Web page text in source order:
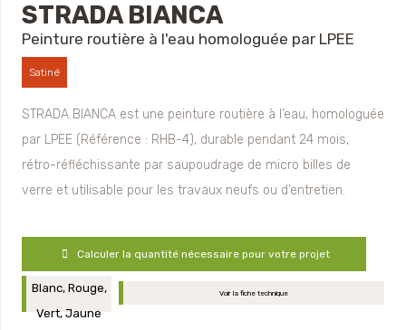
STRADA BIANCA
Peinture routière à l'eau homologuée par LPEE
Satiné
STRADA BIANCA est une peinture routière à l’eau, homologuée
par LPEE (Référence : RHB-4), durable pendant 24 mois,
rétro-réfléchissante par saupoudrage de micro billes de
verre et utilisable pour les travaux neufs ou d’entretien.
Calculer la quantité nécessaire pour votre projet
Blanc, Rouge,
Vert, Jaune
Voir la fiche technique